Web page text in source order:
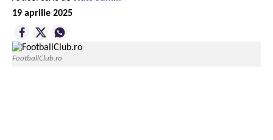
19 aprilie 2025
FootballClub.ro